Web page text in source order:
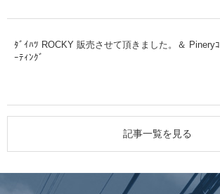
ﾀﾞｲﾊﾂ ROCKY 販売させて頂きました。＆ Pineryｺ
ｰﾃｨﾝｸﾞ
記事一覧を見る